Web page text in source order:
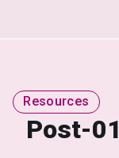
Resources
Post-01